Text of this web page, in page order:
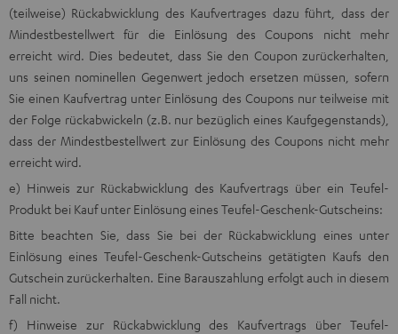
(teilweise) Rückabwicklung des Kaufvertrages dazu führt, dass der
Mindestbestellwert für die Einlösung des Coupons nicht mehr
erreicht wird. Dies bedeutet, dass Sie den Coupon zurückerhalten,
uns seinen nominellen Gegenwert jedoch ersetzen müssen, sofern
Sie einen Kaufvertrag unter Einlösung des Coupons nur teilweise mit
der Folge rückabwickeln (z.B. nur bezüglich eines Kaufgegenstands),
dass der Mindestbestellwert zur Einlösung des Coupons nicht mehr
erreicht wird.
e) Hinweis zur Rückabwicklung des Kaufvertrags über ein Teufel-
Produkt bei Kauf unter Einlösung eines Teufel-Geschenk-Gutscheins:
Bitte beachten Sie, dass Sie bei der Rückabwicklung eines unter
Einlösung eines Teufel-Geschenk-Gutscheins getätigten Kaufs den
Gutschein zurückerhalten. Eine Barauszahlung erfolgt auch in diesem
Fall nicht.
f) Hinweise zur Rückabwicklung des Kaufvertrags über Teufel-